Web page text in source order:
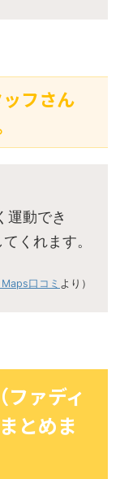
フさん
運動でき
くれます。
口コミ より）
ァディ
とめま